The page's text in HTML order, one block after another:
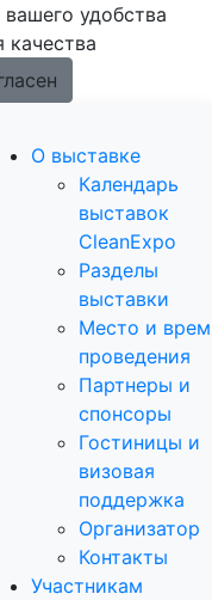
удобства
О выставке
Календарь
выставок
CleanExpo
Разделы
выставки
Место и
проведения
Партнеры и
спонсоры
Гостиницы и
визовая
поддержка
Организатор
Контакты
Участникам